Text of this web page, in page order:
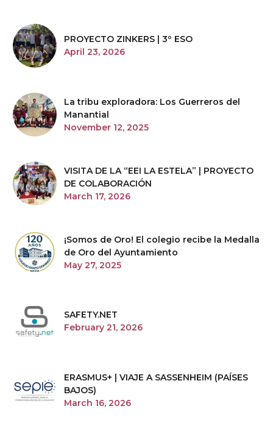
PROYECTO ZINKERS | 3º ESO
April 23, 2026
La tribu exploradora: Los Guerreros del
Manantial
November 12, 2025
VISITA DE LA “EEI LA ESTELA” | PROYECTO
DE COLABORACIÓN
March 17, 2026
¡Somos de Oro! El colegio recibe la Medalla
de Oro del Ayuntamiento
May 27, 2025
SAFETY.NET
February 21, 2026
ERASMUS+ | VIAJE A SASSENHEIM (PAÍSES
BAJOS)
March 16, 2026